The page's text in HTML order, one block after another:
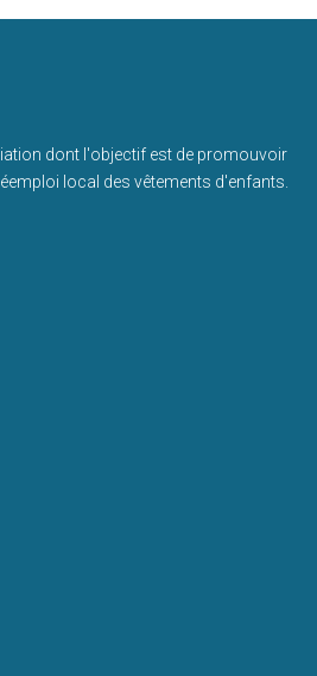
dont l'objectif est de promouvoir
local des vêtements d'enfants.